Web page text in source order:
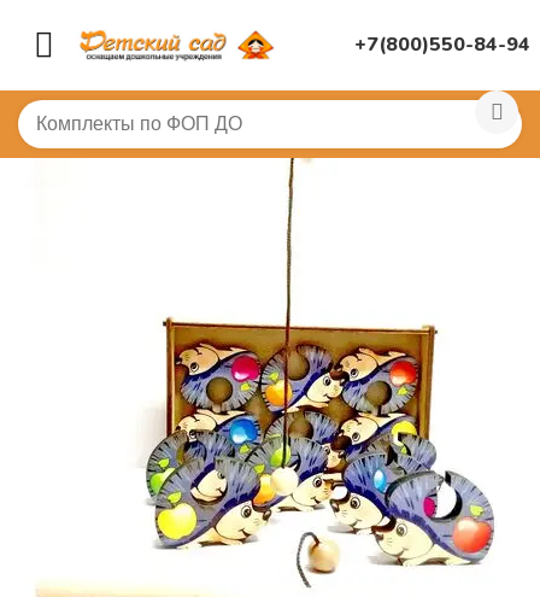
+7(800)550-84-94
Главная / ДИДАКТИЧЕСКИЕ ИГРЫ Развивающие